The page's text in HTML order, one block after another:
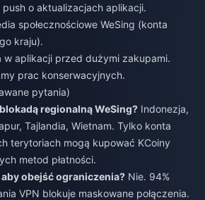
push o aktualizacjach aplikacji.
społecznościowe WeSing (konta
kraju).
w aplikacji przed dużymi zakupami.
prac konserwacyjnych.
pytania)
regionalną WeSing? Indonezja,
Tajlandia, Wietnam. Tylko konta
terytoriach mogą kupować KCoiny
metod płatności.
obejść ograniczenia? Nie. 94%
VPN blokuje maskowane połączenia.